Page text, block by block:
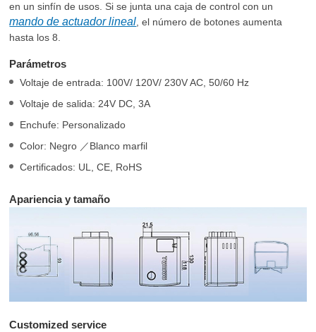
en un sinfín de usos. Si se junta una caja de control con un
mando de actuador lineal, el número de botones aumenta
hasta los 8.
Parámetros
Voltaje de entrada: 100V/ 120V/ 230V AC, 50/60 Hz
Voltaje de salida: 24V DC, 3A
Enchufe: Personalizado
Color: Negro ／Blanco marfil
Certificados: UL, CE, RoHS
Apariencia y tamaño
Customized service